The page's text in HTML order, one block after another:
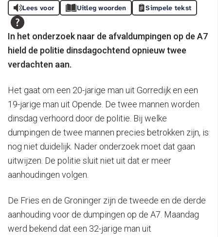
Lees voor Uitleg woorden Simpele tekst
In het onderzoek naar de afvaldumpingen op de A7
hield de politie dinsdagochtend opnieuw twee
verdachten aan.
Het gaat om een 20-jarige man uit Gorredijk en een
19-jarige man uit Opende. De twee mannen worden
dinsdag verhoord door de politie. Bij welke
dumpingen de twee mannen precies betrokken zijn, is
nog niet duidelijk. Nader onderzoek moet dat gaan
uitwijzen. De politie sluit niet uit dat er meer
aanhoudingen volgen.
De Fries en de Groninger zijn de tweede en de derde
aanhouding voor de dumpingen op de A7. Maandag
werd bekend dat een 32-jarige man uit